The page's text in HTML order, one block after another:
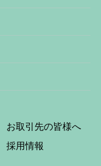
お取引先の皆様へ
採用情報